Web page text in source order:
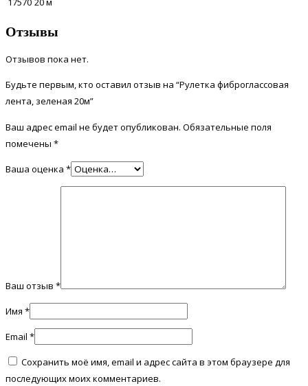
Отзывы
Отзывов пока нет.
Будьте первым, кто оставил отзыв на “Рулетка фиброглассовая
лента, зеленая 20м”
Ваш адрес email не будет опубликован. Обязательные поля
помечены *
Ваша оценка *
Ваш отзыв *
Имя *
Email *
Сохранить моё имя, email и адрес сайта в этом браузере для
последующих моих комментариев.